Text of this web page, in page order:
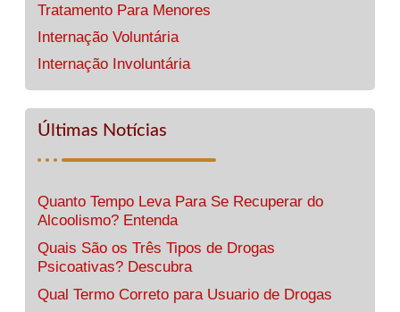
Tratamento Para Menores
Internação Voluntária
Internação Involuntária
Últimas Notícias
Quanto Tempo Leva Para Se Recuperar do
Alcoolismo? Entenda
Quais São os Três Tipos de Drogas
Psicoativas? Descubra
Qual Termo Correto para Usuario de Drogas